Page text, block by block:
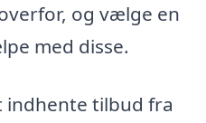
og vælge en
med disse.
indhente tilbud fra